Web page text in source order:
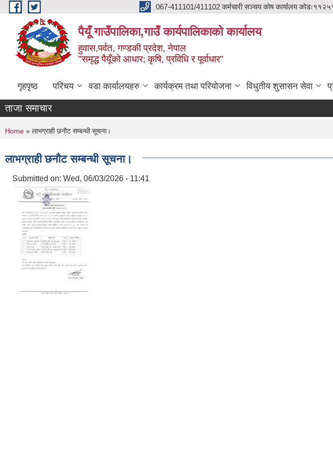
Skip to main content 067-411101/411102 कर्मचारी सञ्चय कोष कार्यालय
पैयूँ गाउँपालिका,गाउँ कार्यपालिकाको कार्यालय
हुवास,पर्वत, गण्डकी प्रदेश, नेपाल
"समृद्ध पैयूँको आधार; कृषि, प्रविधि र पूर्वाधार"
गृहपृष्ठ परिचय वडा कार्यालयहरु कार्यक्रम तथा परियोजना विधुतीय शुसासन सेवा
ताजा समाचार
You are here
Home » लाभग्राही छनौट सम्बन्धी सूचना।
लाभग्राही छनौट सम्बन्धी सूचना।
Submitted on: Wed, 06/03/2026 - 11:41